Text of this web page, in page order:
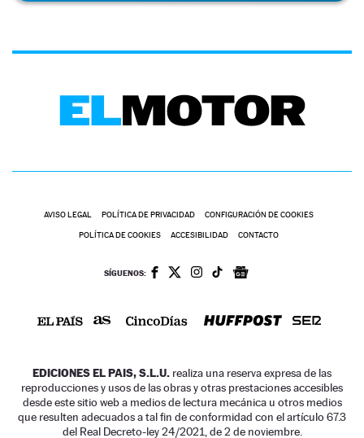
AVISO LEGAL POLÍTICA DE PRIVACIDAD CONFIGURACIÓN DE COOKIES
POLÍTICA DE COOKIES ACCESIBILIDAD CONTACTO
SÍGUENOS:
EDICIONES EL PAIS, S.L.U. realiza una reserva expresa de las
reproducciones y usos de las obras y otras prestaciones accesibles
desde este sitio web a medios de lectura mecánica u otros medios
que resulten adecuados a tal fin de conformidad con el artículo 67.3
del Real Decreto-ley 24/2021, de 2 de noviembre.